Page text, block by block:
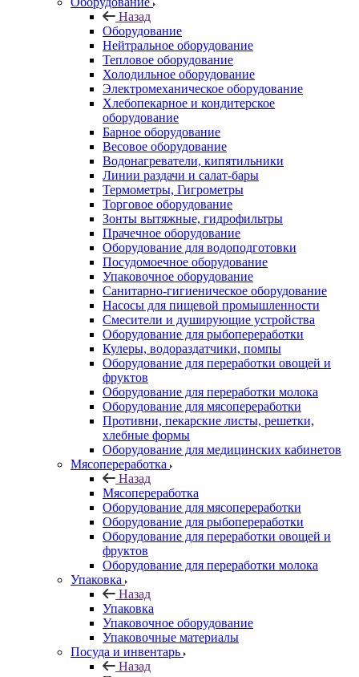
Назад
Оборудование
Нейтральное оборудование
Тепловое оборудование
Холодильное оборудование
Электромеханическое оборудование
Хлебопекарное и кондитерское
оборудование
Барное оборудование
Весовое оборудование
Водонагреватели, кипятильники
Линии раздачи и салат-бары
Термометры, Гигрометры
Торговое оборудование
Зонты вытяжные, гидрофильтры
Прачечное оборудование
Оборудование для водоподготовки
Посудомоечное оборудование
Упаковочное оборудование
Санитарно-гигиеническое оборудование
Насосы для пищевой промышленности
Смесители и душирующие устройства
Оборудование для рыбопереработки
Кулеры, водораздатчики, помпы
Оборудование для переработки овощей и
фруктов
Оборудование для переработки молока
Оборудование для мясопереработки
Противни, пекарские листы, решетки,
хлебные формы
Оборудование для медицинских кабинетов
Мясопереработка
Назад
Мясопереработка
Оборудование для мясопереработки
Оборудование для рыбопереработки
Оборудование для переработки овощей и
фруктов
Оборудование для переработки молока
Упаковка
Назад
Упаковка
Упаковочное оборудование
Упаковочные материалы
Посуда и инвентарь
Назад